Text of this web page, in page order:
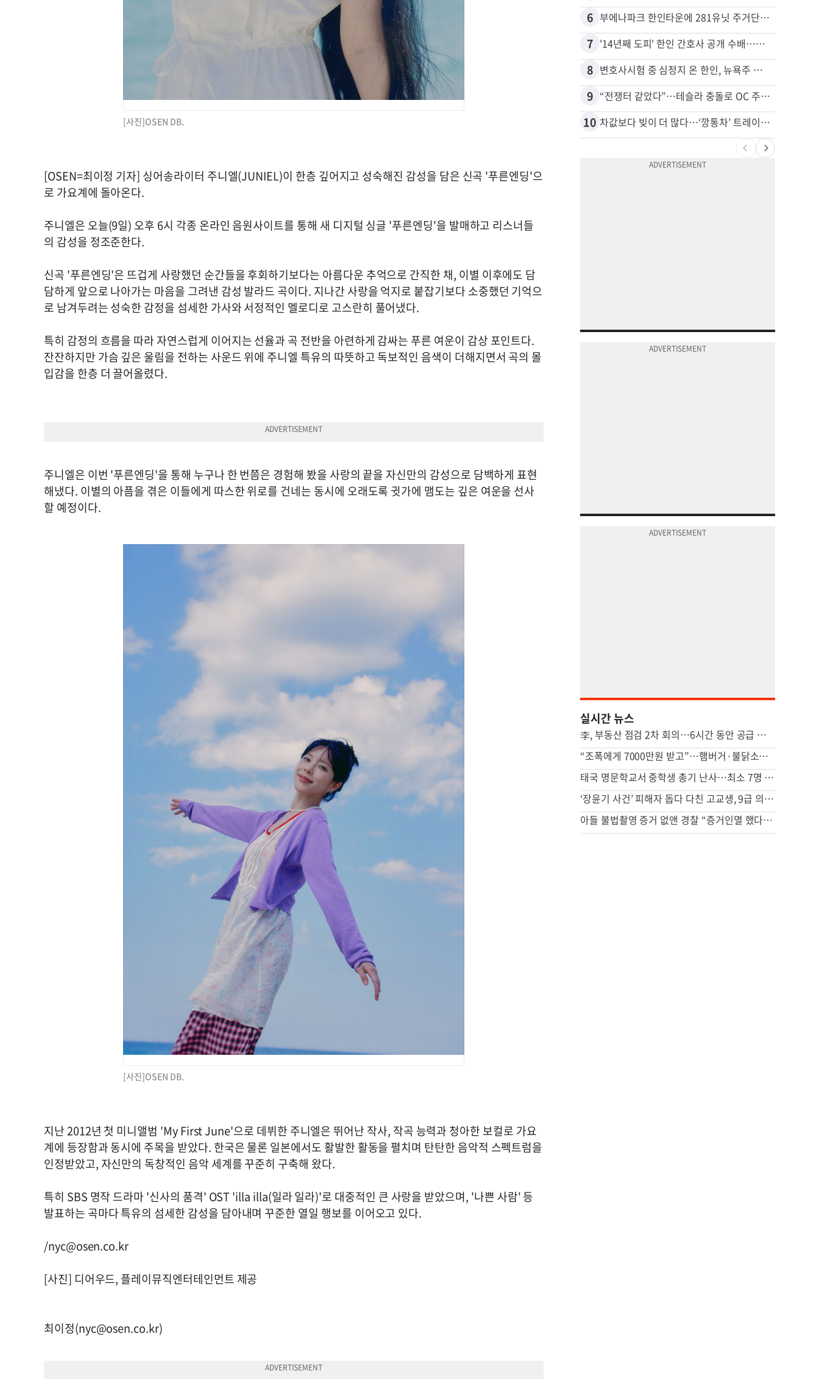
[사진]OSEN DB.
[OSEN=최이정 기자] 싱어송라이터 주니엘(JUNIEL)이 한층 깊어지고 성숙해진 감성을 담은 신곡 '푸른엔딩'으
로 가요계에 돌아온다.
주니엘은 오늘(9일) 오후 6시 각종 온라인 음원사이트를 통해 새 디지털 싱글 '푸른엔딩'을 발매하고 리스너들
의 감성을 정조준한다.
신곡 '푸른엔딩'은 뜨겁게 사랑했던 순간들을 후회하기보다는 아름다운 추억으로 간직한 채, 이별 이후에도 담
담하게 앞으로 나아가는 마음을 그려낸 감성 발라드 곡이다. 지나간 사랑을 억지로 붙잡기보다 소중했던 기억으
로 남겨두려는 성숙한 감정을 섬세한 가사와 서정적인 멜로디로 고스란히 풀어냈다.
특히 감정의 흐름을 따라 자연스럽게 이어지는 선율과 곡 전반을 아련하게 감싸는 푸른 여운이 감상 포인트다.
잔잔하지만 가슴 깊은 울림을 전하는 사운드 위에 주니엘 특유의 따뜻하고 독보적인 음색이 더해지면서 곡의 몰
입감을 한층 더 끌어올렸다.
주니엘은 이번 '푸른엔딩'을 통해 누구나 한 번쯤은 경험해 봤을 사랑의 끝을 자신만의 감성으로 담백하게 표현
해냈다. 이별의 아픔을 겪은 이들에게 따스한 위로를 건네는 동시에 오래도록 귓가에 맴도는 깊은 여운을 선사
할 예정이다.
[사진]OSEN DB.
지난 2012년 첫 미니앨범 'My First June'으로 데뷔한 주니엘은 뛰어난 작사, 작곡 능력과 청아한 보컬로 가요
계에 등장함과 동시에 주목을 받았다. 한국은 물론 일본에서도 활발한 활동을 펼치며 탄탄한 음악적 스펙트럼을
인정받았고, 자신만의 독창적인 음악 세계를 꾸준히 구축해 왔다.
특히 SBS 명작 드라마 '신사의 품격' OST 'illa illa(일라 일라)'로 대중적인 큰 사랑을 받았으며, '나쁜 사람' 등
발표하는 곡마다 특유의 섬세한 감성을 담아내며 꾸준한 열일 행보를 이어오고 있다.
/nyc@osen.co.kr
[사진] 디어우드, 플레이뮤직엔터테인먼트 제공
최이정(nyc@osen.co.kr)
6 부에나파크 한인타운에 281유닛 주거단지 들어선다
7 '14년째 도피' 한인 간호사 공개 수배…메디케어 사기 유죄
8 변호사시험 중 심정지 온 한인, 뉴욕주 제소
9 “전쟁터 같았다”…테슬라 충돌로 OC 주택 4채 파손
10 차값보다 빚이 더 많다…‘깡통차’ 트레이드인 급증
실시간 뉴스
李, 부동산 점검 2차 회의…6시간 동안 공급 지원책 집중 논의
“조폭에게 7000만원 받고”…햄버거·불닭소스 넣어준 교도관 징역 7년
태국 명문학교서 중학생 총기 난사…최소 7명 살해(종합2보)
‘장윤기 사건’ 피해자 돕다 다친 고교생, 9급 의상자 인정
아들 불법촬영 증거 없앤 경찰 “증거인멸 했다 해도 처벌 못해”